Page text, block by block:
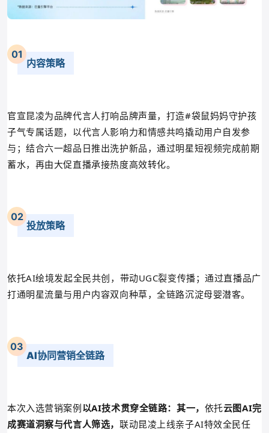
01
内容策略
官宣昆凌为品牌代言人打响品牌声量，打造#袋鼠妈妈守护孩
子气专属话题，以代言人影响力和情感共鸣撬动用户自发参
与；结合六一超品日推出洗护新品，通过明星短视频完成前期
蓄水，再由大促直播承接热度高效转化。
02
投放策略
依托AI绘境发起全民共创，带动UGC裂变传播；通过直播品广
打通明星流量与用户内容双向种草，全链路沉淀母婴潜客。
03
AI协同营销全链路
本次入选营销案例以AI技术贯穿全链路：其一， 依托云图AI完
成赛道洞察与代言人筛选， 联动昆凌上线亲子AI特效全民任